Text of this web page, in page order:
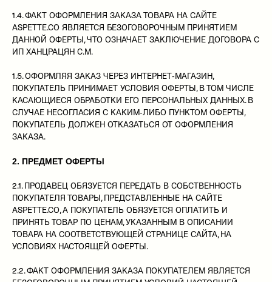
1.4. ФАКТ ОФОРМЛЕНИЯ ЗАКАЗА ТОВАРА НА САЙТЕ
ASPETTE.CO ЯВЛЯЕТСЯ БЕЗОГОВОРОЧНЫМ ПРИНЯТИЕМ
ДАННОЙ ОФЕРТЫ, ЧТО ОЗНАЧАЕТ ЗАКЛЮЧЕНИЕ ДОГОВОРА С
ИП ХАНЦРАЦЯН С.М.
1.5. ОФОРМЛЯЯ ЗАКАЗ ЧЕРЕЗ ИНТЕРНЕТ-МАГАЗИН,
ПОКУПАТЕЛЬ ПРИНИМАЕТ УСЛОВИЯ ОФЕРТЫ, В ТОМ ЧИСЛЕ
КАСАЮЩИЕСЯ ОБРАБОТКИ ЕГО ПЕРСОНАЛЬНЫХ ДАННЫХ. В
СЛУЧАЕ НЕСОГЛАСИЯ С КАКИМ-ЛИБО ПУНКТОМ ОФЕРТЫ,
ПОКУПАТЕЛЬ ДОЛЖЕН ОТКАЗАТЬСЯ ОТ ОФОРМЛЕНИЯ
ЗАКАЗА.
2. ПРЕДМЕТ ОФЕРТЫ
2.1. ПРОДАВЕЦ ОБЯЗУЕТСЯ ПЕРЕДАТЬ В СОБСТВЕННОСТЬ
ПОКУПАТЕЛЯ ТОВАРЫ, ПРЕДСТАВЛЕННЫЕ НА САЙТЕ
ASPETTE.CO, А ПОКУПАТЕЛЬ ОБЯЗУЕТСЯ ОПЛАТИТЬ И
ПРИНЯТЬ ТОВАР ПО ЦЕНАМ, УКАЗАННЫМ В ОПИСАНИИ
ТОВАРА НА СООТВЕТСТВУЮЩЕЙ СТРАНИЦЕ САЙТА, НА
УСЛОВИЯХ НАСТОЯЩЕЙ ОФЕРТЫ.
2.2. ФАКТ ОФОРМЛЕНИЯ ЗАКАЗА ПОКУПАТЕЛЕМ ЯВЛЯЕТСЯ